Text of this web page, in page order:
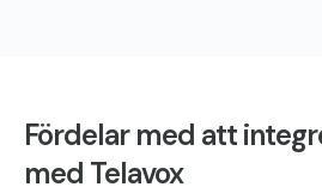
Fördelar med att
med Telavox